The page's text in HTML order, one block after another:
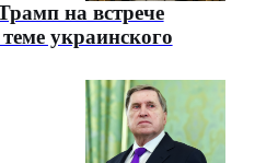
на встрече
украинского